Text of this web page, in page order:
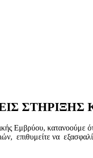
Εμβρύου, κατανοούμε
επιθυμείτε να